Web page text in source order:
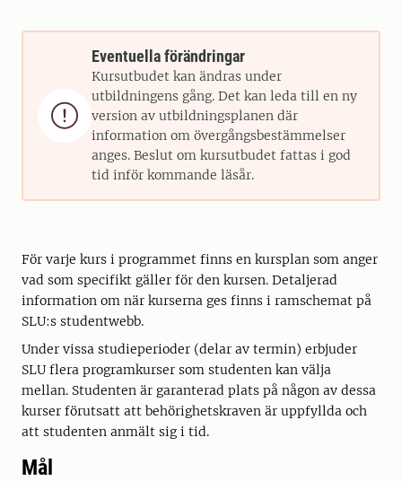

Eventuella förändringar
Kursutbudet kan ändras under
utbildningens gång. Det kan leda till en ny
version av utbildningsplanen där
information om övergångsbestämmelser
anges. Beslut om kursutbudet fattas i god
tid inför kommande läsår.
För varje kurs i programmet finns en kursplan som anger
vad som specifikt gäller för den kursen. Detaljerad
information om när kurserna ges finns i ramschemat på
SLU:s studentwebb.
Under vissa studieperioder (delar av termin) erbjuder
SLU flera programkurser som studenten kan välja
mellan. Studenten är garanterad plats på någon av dessa
kurser förutsatt att behörighetskraven är uppfyllda och
att studenten anmält sig i tid.
Mål